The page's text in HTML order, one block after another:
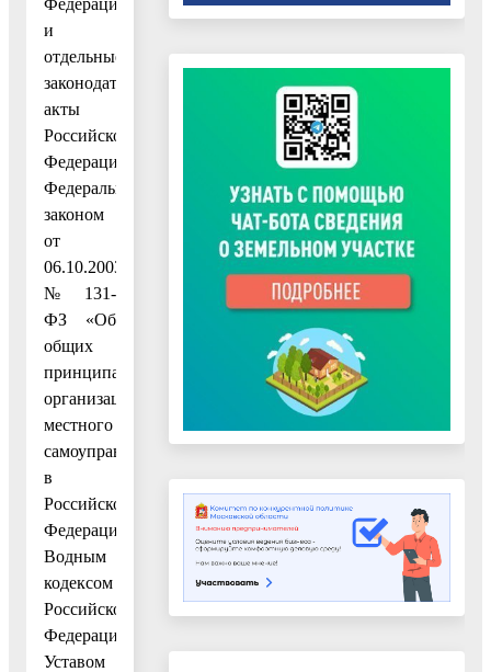
и
отдельные
законодательные
акты
Российской
Федерации»,
Федеральным
законом
от
06.10.2003
№ 131-
ФЗ «Об
общих
принципах
организации
местного
самоуправления
в
Российской
Федерации»,
Водным
кодексом
Российской
Федерации,
Уставом